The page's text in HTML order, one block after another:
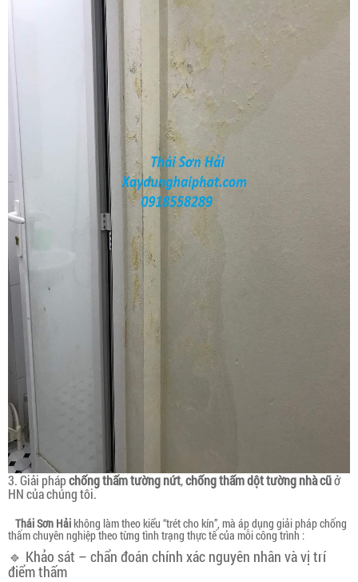
3. Giải phápchống thấm tường nứt,chống thấm dột tường nhà cũở
HN của chúng tôi.
Thái Sơn Hảikhông làm theo kiểu “trét cho kín”, mà áp dụng giải pháp chống
thấm chuyên nghiệp theo từng tình trạng thực tế của mỗi công trình :
🔹 Khảo sát – chẩn đoán chính xác nguyên nhân và vị trí
điểm thấm